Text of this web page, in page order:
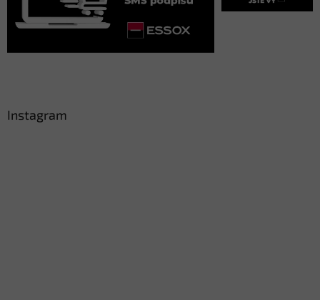
Instagram